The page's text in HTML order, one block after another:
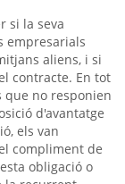
si la seva
empresarials
aliens, i si
contracte. En tot
que no responien
d'avantatge
els van
compliment de
obligació o